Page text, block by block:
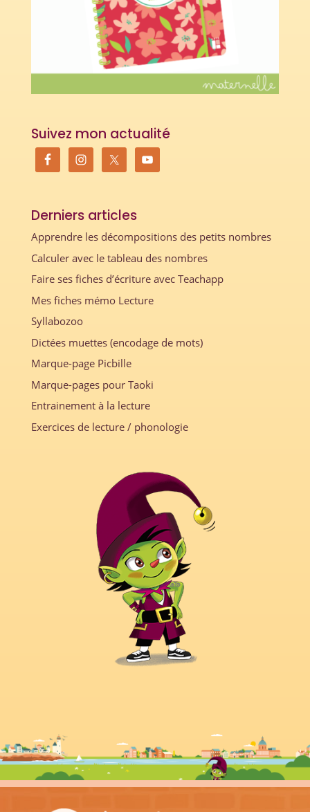
Suivez mon actualité
Derniers articles
Apprendre les décompositions des petits nombres
Calculer avec le tableau des nombres
Faire ses fiches d’écriture avec Teachapp
Mes fiches mémo Lecture
Syllabozoo
Dictées muettes (encodage de mots)
Marque-page Picbille
Marque-pages pour Taoki
Entrainement à la lecture
Exercices de lecture / phonologie